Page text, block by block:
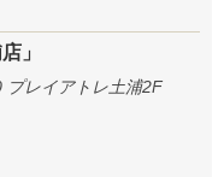
」
プレイアトレ土浦2F